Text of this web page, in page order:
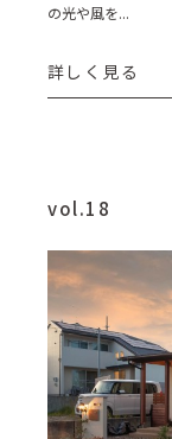
の光や風を...
詳しく見る
vol.18